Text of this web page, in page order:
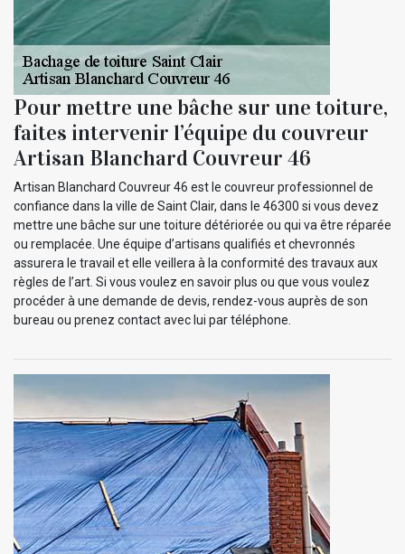
Pour mettre une bâche sur une toiture,
faites intervenir l’équipe du couvreur
Artisan Blanchard Couvreur 46
Artisan Blanchard Couvreur 46 est le couvreur professionnel de
confiance dans la ville de Saint Clair, dans le 46300 si vous devez
mettre une bâche sur une toiture détériorée ou qui va être réparée
ou remplacée. Une équipe d’artisans qualifiés et chevronnés
assurera le travail et elle veillera à la conformité des travaux aux
règles de l’art. Si vous voulez en savoir plus ou que vous voulez
procéder à une demande de devis, rendez-vous auprès de son
bureau ou prenez contact avec lui par téléphone.